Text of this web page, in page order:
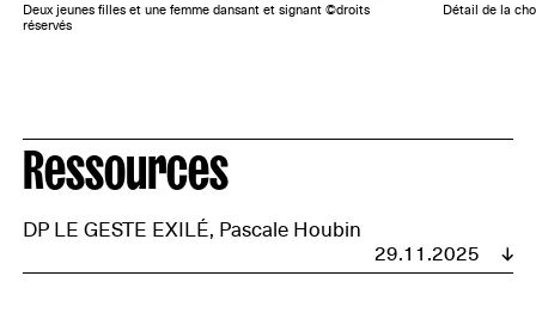
Deux jeunes filles et une femme dansant et signant ©droits
réservés
Détail de la
Ressources
DP LE GESTE EXILÉ, Pascale Houbin
29.11.2025